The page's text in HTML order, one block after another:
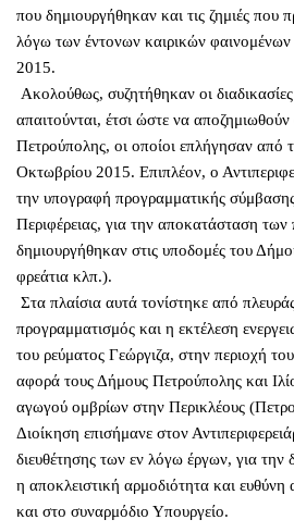
που δημιουργήθηκαν και τις ζημιές που
λόγω των έντονων καιρικών
2015.
Ακολούθως, συζητήθηκαν οι διαδικασίες
απαιτούνται, έτσι ώστε να
Πετρούπολης, οι οποίοι επλήγησαν από
Οκτωβρίου 2015. Επιπλέον, ο
την υπογραφή προγραμματικής
Περιφέρειας, για την αποκατάσταση
δημιουργήθηκαν στις υποδομές του
φρεάτια κλπ.).
Στα πλαίσια αυτά τονίστηκε από
προγραμματισμός και η εκτέλεση
του ρεύματος Γεώργιζα, στην περιοχή
αφορά τους Δήμους Πετρούπολης και
αγωγού ομβρίων στην Περικλέους
Διοίκηση επισήμανε στον
διευθέτησης των εν λόγω έργων, για
η αποκλειστική αρμοδιότητα και ευθύνη
και στο συναρμόδιο Υπουργείο.